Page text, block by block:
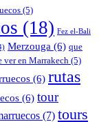
(5)
(18) Fez el-Bali
Merzouga (6) que
ver en Marrakech (5)
(6) rutas
(6) tour
(7) tours